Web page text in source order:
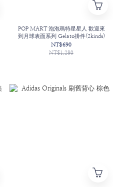
POP MART 泡泡瑪特星星人 歡迎來
到月球表面系列 Gelato掛件(2kinds)
NT$690
NT$1,280